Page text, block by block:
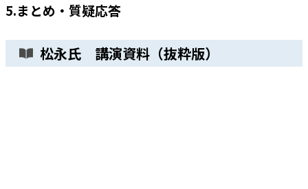
5.まとめ・質疑応答
松永氏 講演資料（抜粋版）